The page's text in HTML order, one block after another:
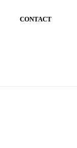
CONTACT